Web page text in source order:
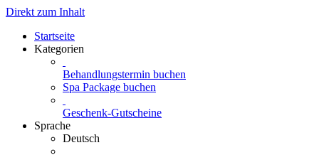
Direkt zum Inhalt
Startseite
Kategorien
Behandlungstermin buchen
Spa Package buchen
Geschenk-Gutscheine
Sprache
Deutsch